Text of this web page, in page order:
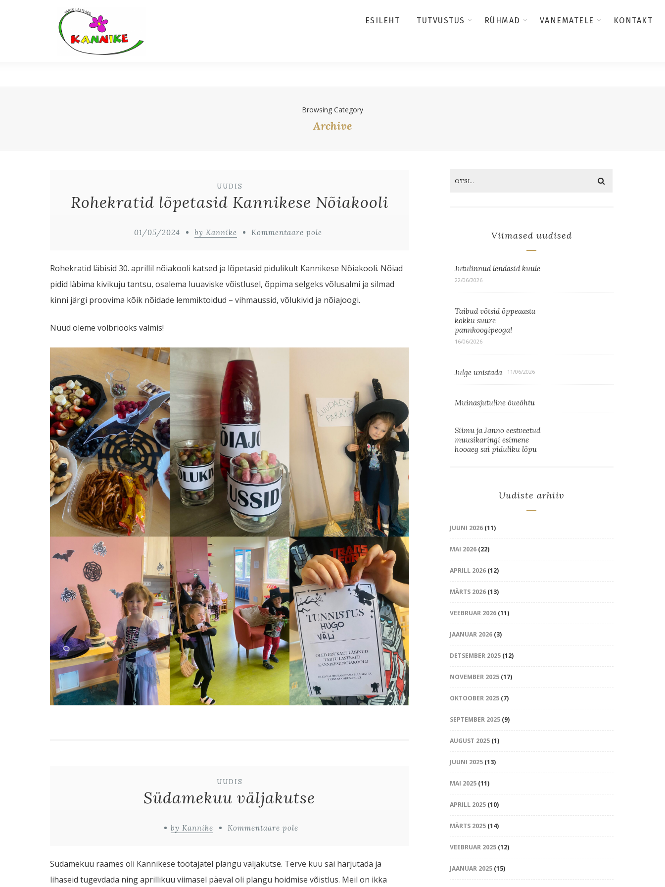
ESILEHT TUTVUSTUS RÜHMAD VANEMATELE KONTAKT
Browsing Category
Archive
UUDIS
Rohekratid lõpetasid Kannikese Nõiakooli
01/05/2024 by Kannike Kommentaare pole
Rohekratid läbisid 30. aprillil nõiakooli katsed ja lõpetasid pidulikult Kannikese Nõiakooli. Nõiad
pidid läbima kivikuju tantsu, osalema luuaviske võistlusel, õppima selgeks võlusalmi ja silmad
kinni järgi proovima kõik nõidade lemmiktoidud – vihmaussid, võlukivid ja nõiajoogi.
Nüüd oleme volbriööks valmis!
UUDIS
Südamekuu väljakutse
by Kannike Kommentaare pole
Südamekuu raames oli Kannikese töötajatel plangu väljakutse. Terve kuu sai harjutada ja
lihaseid tugevdada ning aprillikuu viimasel päeval oli plangu hoidmise võistlus. Meil on ikka
Viimased uudised
Jutulinnud lendasid kuule
22/06/2026
Taibud võtsid õppeaasta
kokku suure
pannkoogipeoga!
16/06/2026
Julge unistada 11/06/2026
Muinasjutuline õueõhtu
Siimu ja Janno eestveetud
muusikaringi esimene
hooaeg sai piduliku lõpu
Uudiste arhiiv
JUUNI 2026(11)
MAI 2026(22)
APRILL 2026(12)
MÄRTS 2026(13)
VEEBRUAR 2026(11)
JAANUAR 2026(3)
DETSEMBER 2025(12)
NOVEMBER 2025(17)
OKTOOBER 2025(7)
SEPTEMBER 2025(9)
AUGUST 2025(1)
JUUNI 2025(13)
MAI 2025(11)
APRILL 2025(10)
MÄRTS 2025(14)
VEEBRUAR 2025(12)
JAANUAR 2025(15)